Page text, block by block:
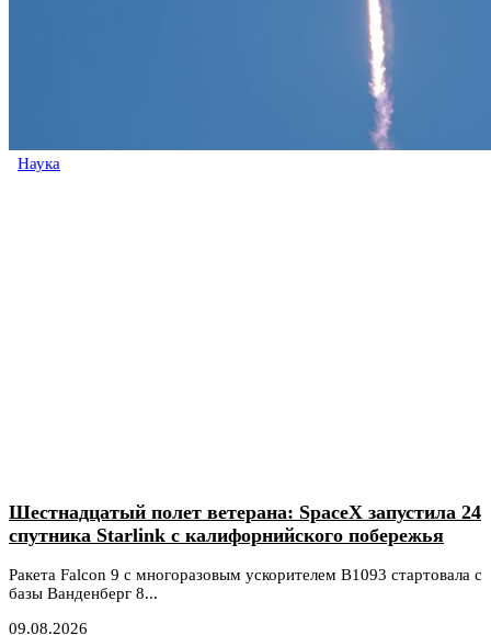
Наука
Шестнадцатый полет ветерана: SpaceX запустила 24
спутника Starlink с калифорнийского побережья
Ракета Falcon 9 с многоразовым ускорителем B1093 стартовала с
базы Ванденберг 8...
09.08.2026